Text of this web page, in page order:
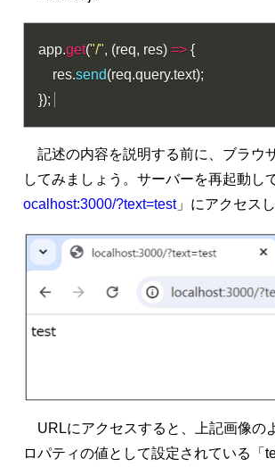
app.get("/", (req, res) => {
    res
.send(req.query.text);
});
記述の内容を説明する前に、ブラウ
してみましょう。サーバーを再起動し
ocalhost:3000/?text=test」にアクセスし
URLにアクセスすると、上記画像の
ロパティの値として設定されている「